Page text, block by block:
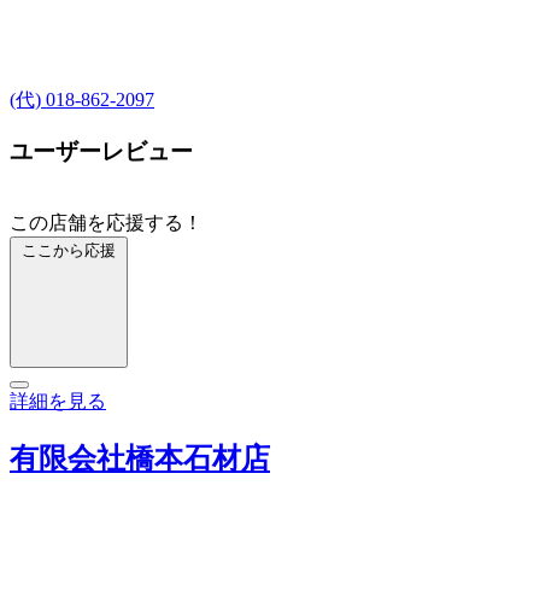
(代) 018-862-2097
ユーザーレビュー
この店舗を応援する！
ここから応援
詳細を見る
有限会社橋本石材店